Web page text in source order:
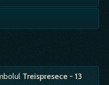
moarte; in acest caz,
devii vulnerabil si s-
Dictionar de vise ~ Camasa
ales daca nu i se vede
o perioada de
stie unde se afla,…
Dictionar de vise ~ Tunel
traditii, sapte exprima
in dinamismul
ceva misterios in ea,
cifre. Asadar, cand
Treispresece - 13